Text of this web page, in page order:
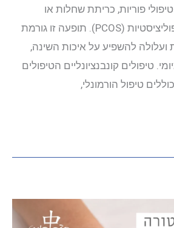
טיפולי פוריות, כריתת שחלות או
תסמונת השחלות הפוליציסטיות (PCOS). תופעה זו גורמת
ועלולה להשפיע על איכות השינה,
טיפולים קונבנציונליים הטיפולים
טיפול הורמונלי,